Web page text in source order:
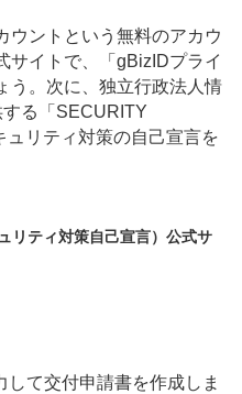
ウントという無料のアカウ
サイトで、「gBizIDプライ
う。次に、独立行政法人情
る「SECURITY
リティ対策の自己宣言を
リティ対策自己宣言）公式サ
て交付申請書を作成しま